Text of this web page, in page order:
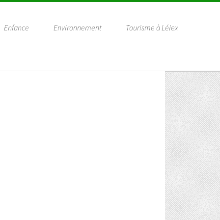
Enfance Environnement Tourisme à Lélex